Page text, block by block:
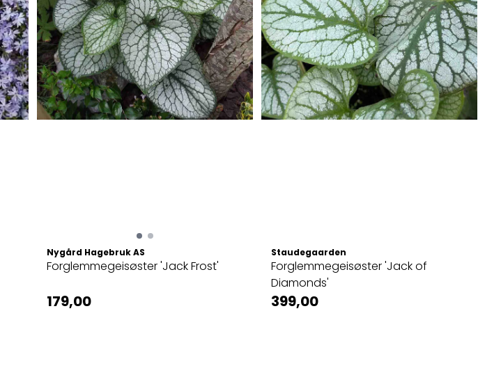
Nygård Hagebruk AS
Forglemmegeisøster 'Jack Frost'
179,00
Staudegaarden
Forglemmegeisøster 'Jack of
Diamonds'
399,00